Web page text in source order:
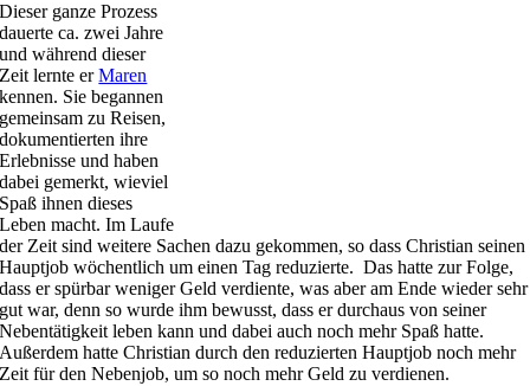
Dieser ganze Prozess
dauerte ca. zwei Jahre
und während dieser
Zeit lernte erMaren
kennen. Sie begannen
gemeinsam zu Reisen,
dokumentierten ihre
Erlebnisse und haben
dabei gemerkt, wieviel
Spaß ihnen dieses
Leben macht. Im Laufe
der Zeit sind weitere Sachen dazu gekommen, so dass Christian seinen
Hauptjob wöchentlich um einen Tag reduzierte. Das hatte zur Folge,
dass er spürbar weniger Geld verdiente, was aber am Ende wieder sehr
gut war, denn so wurde ihm bewusst, dass er durchaus von seiner
Nebentätigkeit leben kann und dabei auch noch mehr Spaß hatte.
Außerdem hatte Christian durch den reduzierten Hauptjob noch mehr
Zeit für den Nebenjob, um so noch mehr Geld zu verdienen.